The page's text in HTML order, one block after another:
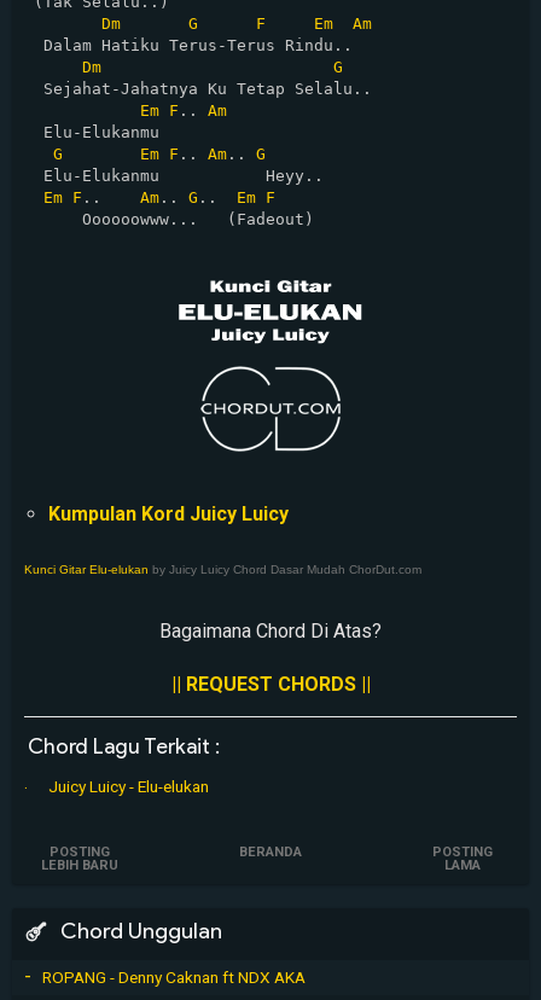
Dm
G F Em
Am
  Dalam Hatiku Terus-Terus Rindu..
Dm
G
  Sejahat-Jahatnya Ku Tetap Selalu..
Em F .. Am
  Elu-Elukanmu
G
Em F .. Am .. G
  Elu-Elukanmu           Heyy..
Em F .. Am .. G .. Em F
Kumpulan Kord Juicy Luicy
Kunci Gitar Elu-elukan by Juicy Luicy Chord Dasar Mudah ChorDut.com
Bagaimana Chord Di Atas?
|| REQUEST CHORDS ||
Chord Lagu Terkait :
Juicy Luicy - Elu-elukan
POSTING
LEBIH BARU
POSTING
LAMA
BERANDA
Chord Unggulan
ROPANG - Denny Caknan ft NDX AKA